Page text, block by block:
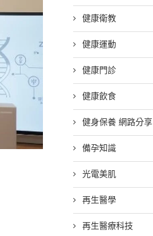
健康衛教
健康運動
健康門診
健康飲食
健身保養 網路分享
備孕知識
光電美肌
再生醫學
再生醫療科技